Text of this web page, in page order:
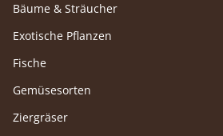
Bäume & Sträucher
Exotische Pflanzen
Fische
Gemüsesorten
Ziergräser